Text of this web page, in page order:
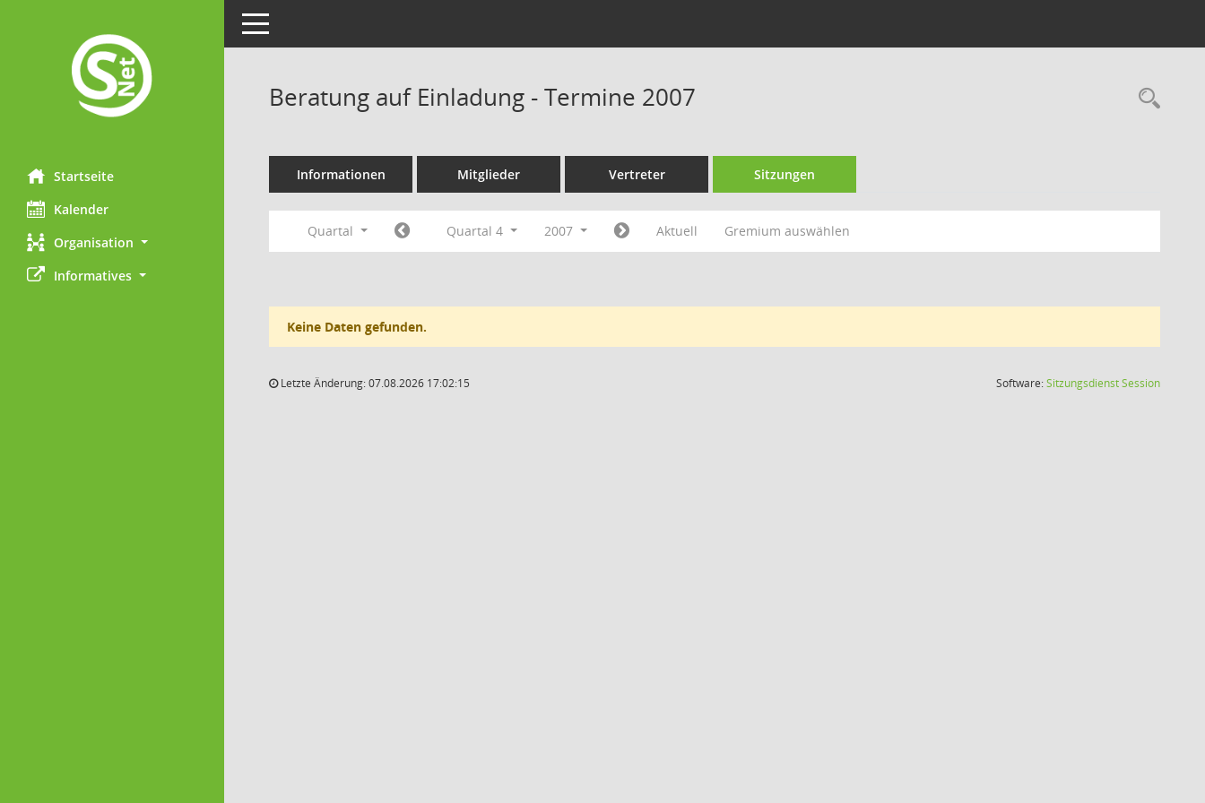
Startseite
Kalender
Organisation
Informatives
Toggle navigation
Beratung auf Einladung - Termine 2007
Informationen Mitglieder Vertreter Sitzungen
Quartal Quartal 4 2007 Aktuell Gremium auswählen
Keine Daten gefunden.
Letzte Änderung: 07.08.2026 17:02:15 Software:SitzungsdienstSession(Wird in